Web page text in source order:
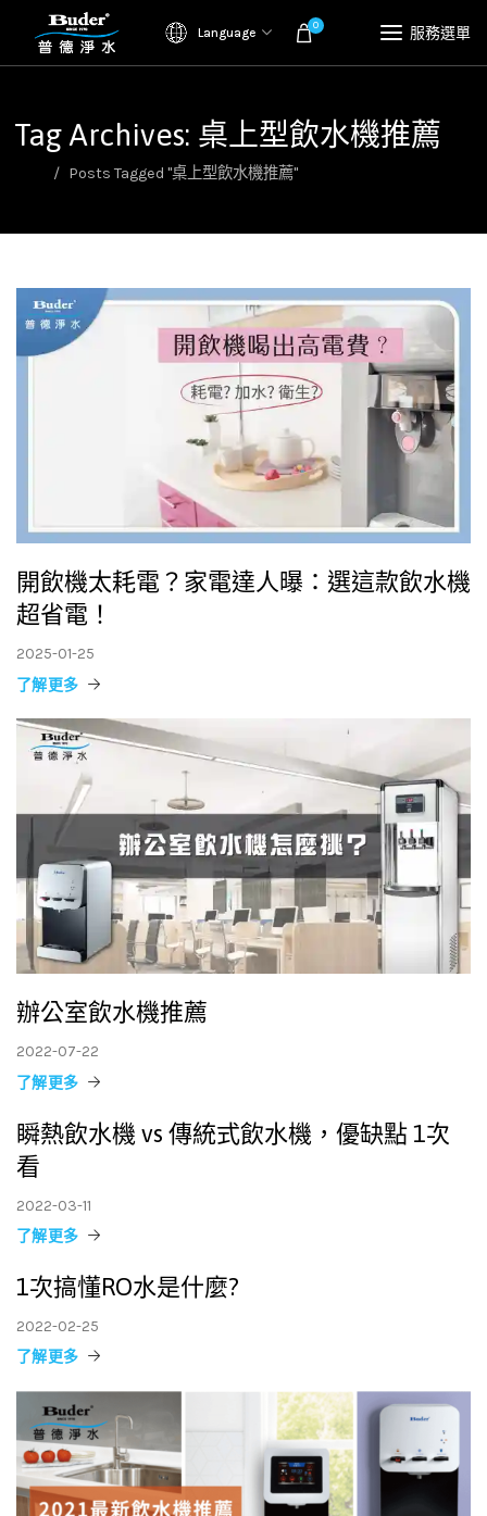
Language 0 服務選單
Tag Archives: 桌上型飲水機推薦
Posts Tagged "桌上型飲水機推薦"
開飲機太耗電？家電達人曝：選這款飲水機
超省電！
2025-01-25
了解更多
辦公室飲水機推薦
2022-07-22
了解更多
瞬熱飲水機 vs 傳統式飲水機，優缺點 1次
看
2022-03-11
了解更多
1次搞懂RO水是什麼?
2022-02-25
了解更多